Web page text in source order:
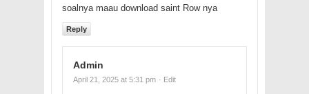
soalnya maau download saint Row nya
Reply
Admin
April 21, 2025 at 5:31 pm · Edit